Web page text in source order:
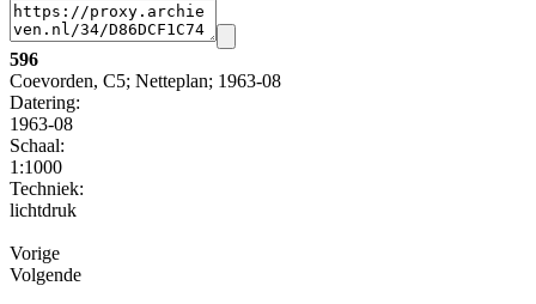
596
Coevorden, C5; Netteplan; 1963-08
Datering:
1963-08
Schaal:
1:1000
Techniek:
lichtdruk
Vorige
Volgende